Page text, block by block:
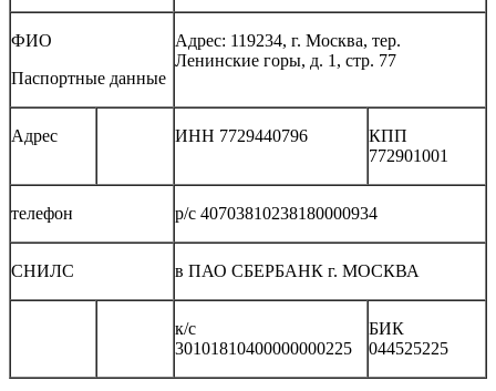
ФИО
Паспортные данные
Адрес: 119234, г. Москва, тер.
Ленинские горы, д. 1, стр. 77
Адрес ИНН 7729440796
КПП
772901001
телефон р/с 40703810238180000934
СНИЛС в ПАО СБЕРБАНК г. МОСКВА
к/с
30101810400000000225
БИК
044525225